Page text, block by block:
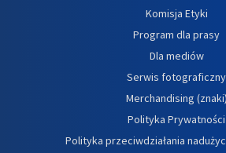
Komisja Etyki
Program dla prasy
Dla mediów
Serwis fotograficzny
Merchandising (znaki)
Polityka Prywatności
Polityka przeciwdziałania